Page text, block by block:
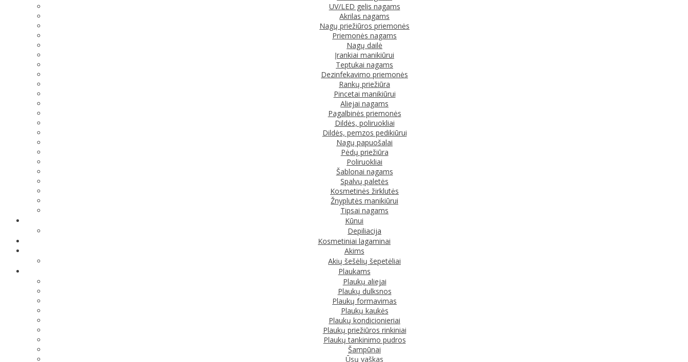
UV/LED gelis nagams
Akrilas nagams
Nagų priežiūros priemonės
Priemonės nagams
Nagų dailė
Įrankiai manikiūrui
Teptukai nagams
Dezinfekavimo priemonės
Rankų priežiūra
Pincetai manikiūrui
Aliejai nagams
Pagalbinės priemonės
Dildės, poliruokliai
Dildės, pemzos pedikiūrui
Nagų papuošalai
Pėdų priežiūra
Poliruokliai
Šablonai nagams
Spalvų paletės
Kosmetinės žirklutės
Žnyplutės manikiūrui
Tipsai nagams
Kūnui
Depiliacija
Kosmetiniai lagaminai
Akims
Akių šešėlių šepetėliai
Plaukams
Plaukų aliejai
Plaukų dulksnos
Plaukų formavimas
Plaukų kaukės
Plaukų kondicionieriai
Plaukų priežiūros rinkiniai
Plaukų tankinimo pudros
Šampūnai
Ūsų vaškas